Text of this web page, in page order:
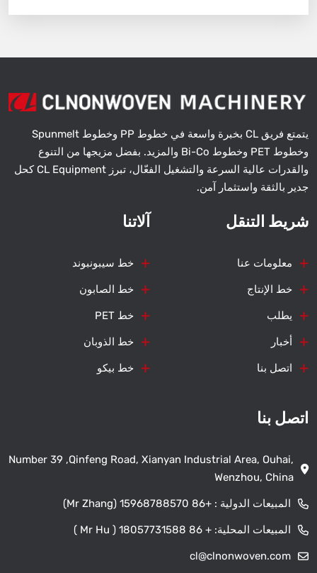
يتمتع فريق CL بخبرة واسعة في خطوط PP وخطوط Spunmelt
وخطوط PET وخطوط Bi-Co والمزيد. بفضل مزيجها من التنوع
والقدرات عالية السرعة والتشغيل الفعّال، تبرز CL Equipment كحل
جدير بالثقة واستثمار آمن.
شريط التنقل
معلومات عنا
خط الإنتاج
يطلب
أخبار
اتصل بنا
آلاتنا
خط سيبونبوند
خط الصابون
خط PET
خط الذوبان
خط بيكو
اتصل بنا
Number 39 ,Qinfeng Road, Xianyan Industrial Area, Ouhai,
Wenzhou, China
المبيعات الدولية : +86 15968788570 (Mr Zhang)
المبيعات المحلية: + 86 18057731588 ( Mr Hu )
cl@clnonwoven.com